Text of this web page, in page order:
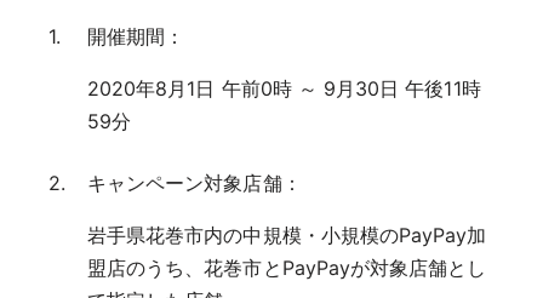
開催期間：
2020年8月1日 午前0時 ～ 9月30日 午後11時
59分
キャンペーン対象店舗：
岩手県花巻市内の中規模・小規模のPayPay加
盟店のうち、花巻市とPayPayが対象店舗とし